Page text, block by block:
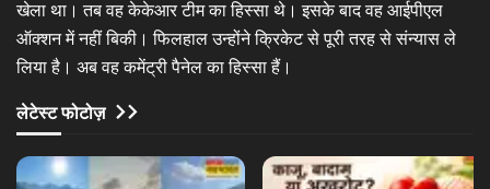
खेला था। तब वह केकेआर टीम का हिस्सा थे। इसके बाद वह आईपीएल
ऑक्शन में नहीं बिकी। फिलहाल उन्होंने क्रिकेट से पूरी तरह से संन्यास ले
लिया है। अब वह कमेंट्री पैनेल का हिस्सा हैं।
लेटेस्ट फोटोज़